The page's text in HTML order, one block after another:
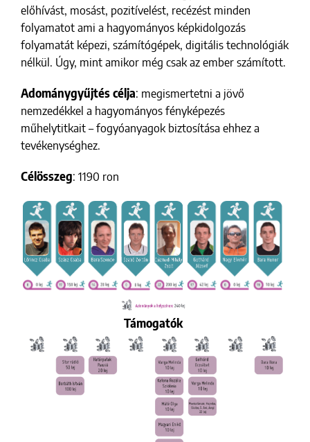
előhívást, mosást, pozitívelést, recézést minden
folyamatot ami a hagyományos képkidolgozás
folyamatát képezi, számítógépek, digitális technológiák
nélkül. Úgy, mint amikor még csak az ember számított.
Adománygyűjtés célja: megismertetni a jövő
nemzedékkel a hagyományos fényképezés
műhelytitkait – fogyóanyagok biztosítása ehhez a
tevékenységhez.
Célösszeg: 1190 ron
Támogatók